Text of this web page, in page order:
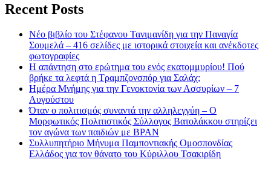
Recent Posts
Νέο βιβλίο του Στέφανου Τανιμανίδη για την Παναγία
Σουμελά – 416 σελίδες με ιστορικά στοιχεία και ανέκδοτες
φωτογραφίες
Η απάντηση στο ερώτημα του ενός εκατομμυρίου! Πού
βρήκε τα λεφτά η Τραμπζονσπόρ για Σαλάχ;
Ημέρα Μνήμης για την Γενοκτονία των Ασσυρίων – 7
Αυγούστου
Όταν ο πολιτισμός συναντά την αλληλεγγύη – Ο
Μορφωτικός Πολιτιστικός Σύλλογος Βατολάκκου στηρίζει
τον αγώνα των παιδιών με BPAN
Συλλυπητήριο Μήνυμα Παμποντιακής Ομοσπονδίας
Ελλάδος για τον θάνατο του Κύριλλου Τσακιρίδη